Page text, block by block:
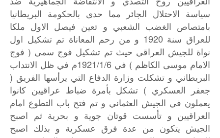
سياسة الاحتلال الجائر مما حدى بالحكومة البريطانيا
بامتصاص الغضب الشعبي و تعين فيصل الاول ملكا
للعراق سنة 1920 و من رحم المعاناة تم تشكيل اول
نواة للجيش العراقي حيث تم تشكيل فوج سمي ( فوج
الامام موسى الكاظم ) في 1921/1/6م في ظل الانتداب
البريطاني و تشكلت وزارة الدفاع التي يرأسها الفريق (
جعفر العسكري ) تشكل بأمرة ضباط عراقيين كانوا
يعملون في الجيش العثماني و تم فتح باب التطوع امام
العراقيين و تأسست قوتان جوية و بحرية ثم اصبح
الجيش يتكون من عدة فرق عسكرية و بذلك اصبح